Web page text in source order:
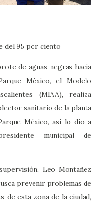
del 95 por ciento
de aguas negras hacia
México, el Modelo
(MIAA), realiza
sanitario de la planta
México, así lo dio a
municipal de
Leo Montañez
prevenir problemas de
de esta zona de la ciudad,